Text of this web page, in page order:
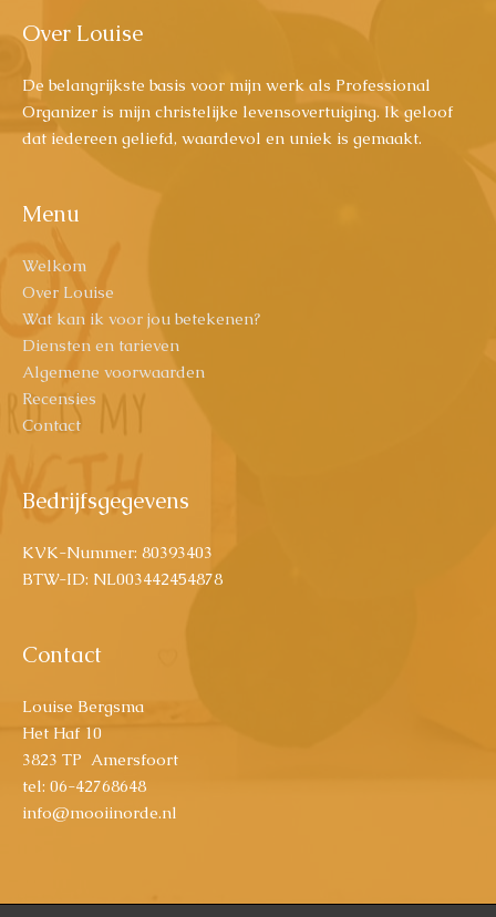
Over Louise
De belangrijkste basis voor mijn werk als Professional
Organizer is mijn christelijke levensovertuiging. Ik geloof
dat iedereen geliefd, waardevol en uniek is gemaakt.
Menu
Welkom
Over Louise
Wat kan ik voor jou betekenen?
Diensten en tarieven
Algemene voorwaarden
Recensies
Contact
Bedrijfsgegevens
KVK-Nummer: 80393403
BTW-ID: NL003442454878
Contact
Louise Bergsma
Het Haf 10
3823 TP Amersfoort
tel: 06-42768648
info@mooiinorde.nl